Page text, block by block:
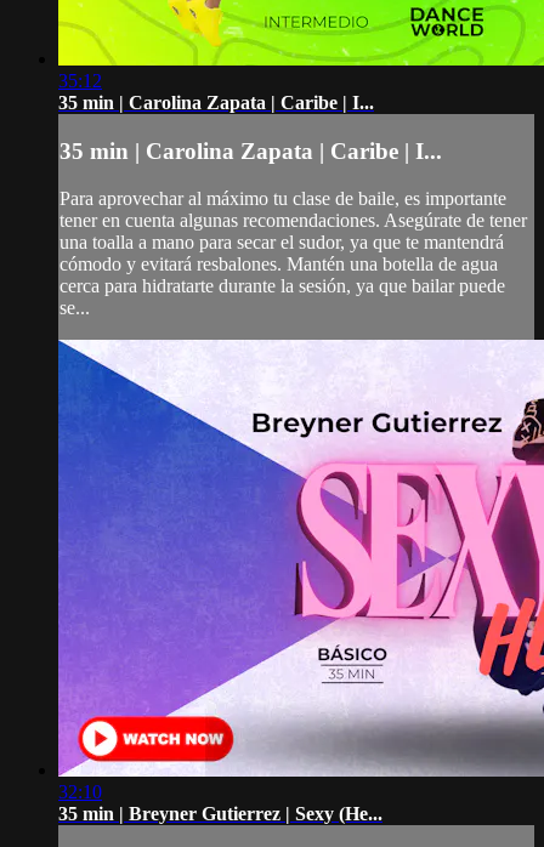
35:12
35 min | Carolina Zapata | Caribe | I...
35 min | Carolina Zapata | Caribe | I...
Para aprovechar al máximo tu clase de baile, es importante
tener en cuenta algunas recomendaciones. Asegúrate de tener
una toalla a mano para secar el sudor, ya que te mantendrá
cómodo y evitará resbalones. Mantén una botella de agua
cerca para hidratarte durante la sesión, ya que bailar puede
se...
32:10
35 min | Breyner Gutierrez | Sexy (He...